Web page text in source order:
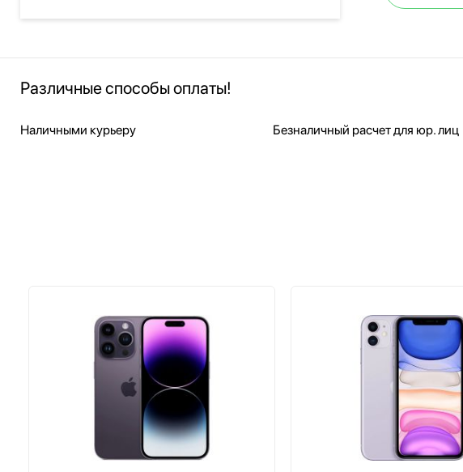
Различные способы оплаты!
Наличными курьеру Безналичный расчет для юр. лиц